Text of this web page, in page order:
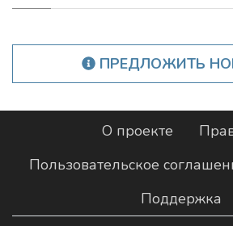
ПРЕДЛОЖИТЬ
О проекте
Пользовательское
Поддержка